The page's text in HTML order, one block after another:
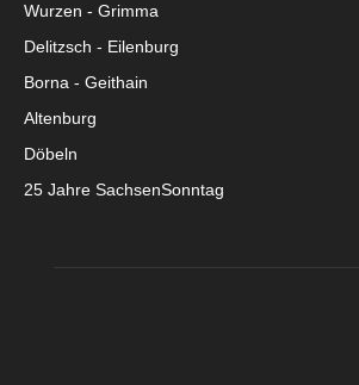
Wurzen - Grimma
Delitzsch - Eilenburg
Borna - Geithain
Altenburg
Döbeln
25 Jahre SachsenSonntag